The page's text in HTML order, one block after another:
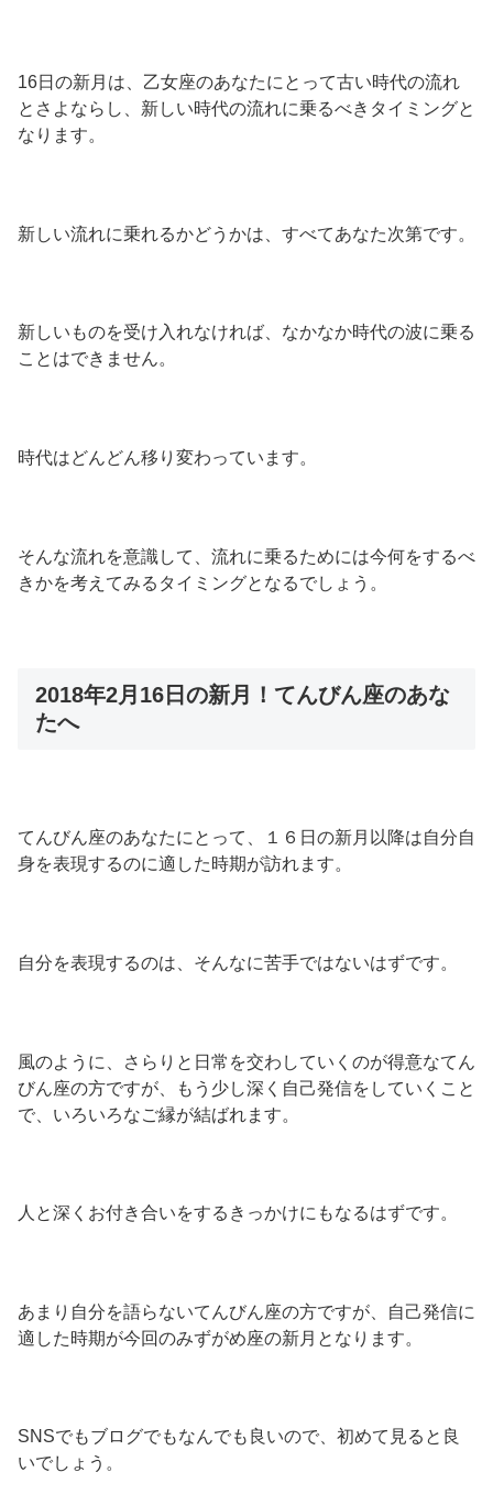
16日の新月は、乙女座のあなたにとって古い時代の流れ
とさよならし、新しい時代の流れに乗るべきタイミングと
なります。
新しい流れに乗れるかどうかは、すべてあなた次第です。
新しいものを受け入れなければ、なかなか時代の波に乗る
ことはできません。
時代はどんどん移り変わっています。
そんな流れを意識して、流れに乗るためには今何をするべ
きかを考えてみるタイミングとなるでしょう。
2018年2月16日の新月！てんびん座のあな
たへ
てんびん座のあなたにとって、１６日の新月以降は自分自
身を表現するのに適した時期が訪れます。
自分を表現するのは、そんなに苦手ではないはずです。
風のように、さらりと日常を交わしていくのが得意なてん
びん座の方ですが、もう少し深く自己発信をしていくこと
で、いろいろなご縁が結ばれます。
人と深くお付き合いをするきっかけにもなるはずです。
あまり自分を語らないてんびん座の方ですが、自己発信に
適した時期が今回のみずがめ座の新月となります。
SNSでもブログでもなんでも良いので、初めて見ると良
いでしょう。